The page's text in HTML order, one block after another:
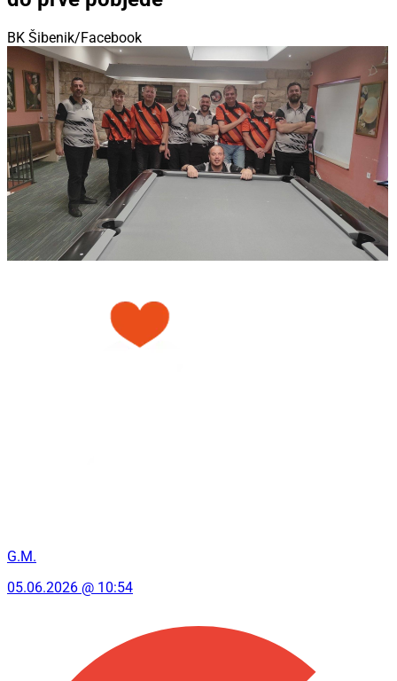
BK Šibenik/Facebook
G.M.
05.06.2026 @ 10:54